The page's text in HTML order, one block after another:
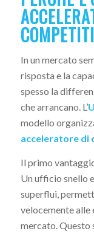
In un mercato
risposta e la
spesso la
che arrancano. L’
modello
acceleratore
Il primo
Un ufficio snello
superflui,
velocemente alle
mercato. Questo